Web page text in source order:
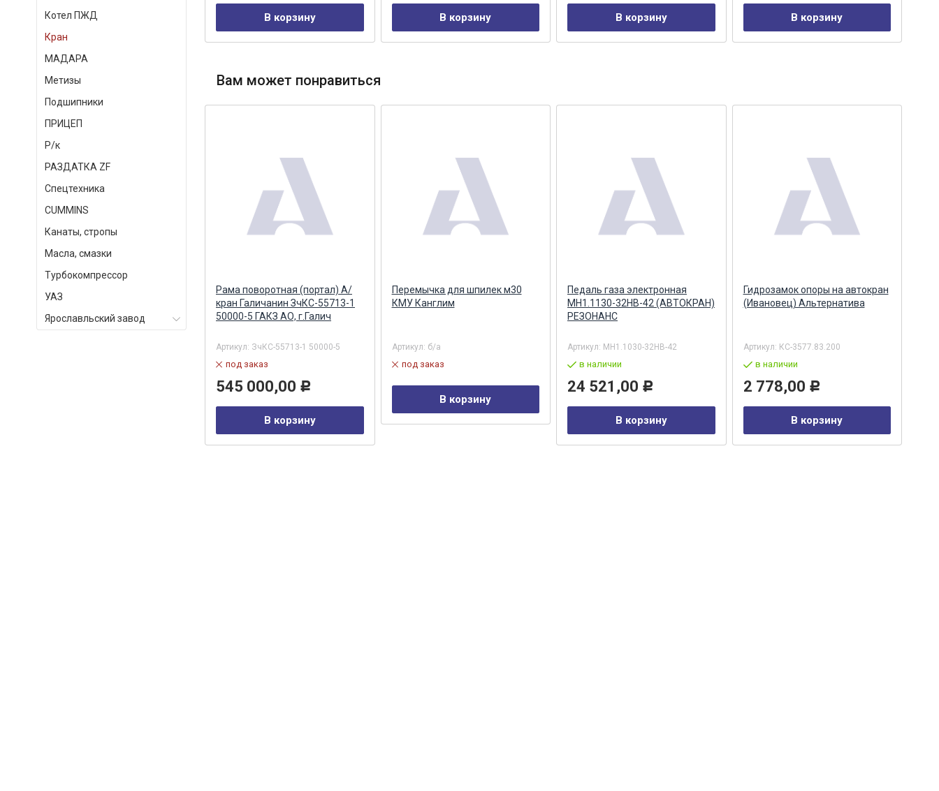
Котел ПЖД
Кран
МАДАРА
Метизы
Подшипники
ПРИЦЕП
Р/к
РАЗДАТКА ZF
Спецтехника
СUMMINS
Канаты, стропы
Масла, смазки
Турбокомпрессор
УАЗ
Ярославльский завод
В корзину В корзину В корзину В корзину В корзину
Вам может понравиться
автокран (Ивановец)
Альтернатива
Рама поворотная (портал) А/
кран Галичанин ЗчКС-55713-1
50000-5 ГАКЗ АО, г.Галич
Артикул: ЗчКС-55713-1 50000-5
под заказ
545 000,00 Р
В корзину
Перемычка для шпилек м30
КМУ Канглим
Артикул: б/а
под заказ
В корзину
Педаль газа электронная
МН1.1130-32НВ-42 (АВТОКРАН)
РЕЗОНАНС
Артикул: MH1.1030-32HB-42
в наличии
24 521,00 Р
В корзину
Гидрозамок опоры на автокран
(Ивановец) Альтернатива
Артикул: КС-3577.83.200
в наличии
2 778,00 Р
В корзину